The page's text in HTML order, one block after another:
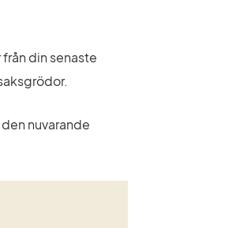
din senaste
nuvarande